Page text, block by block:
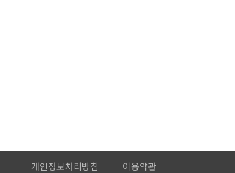
개인정보처리방침 이용약관